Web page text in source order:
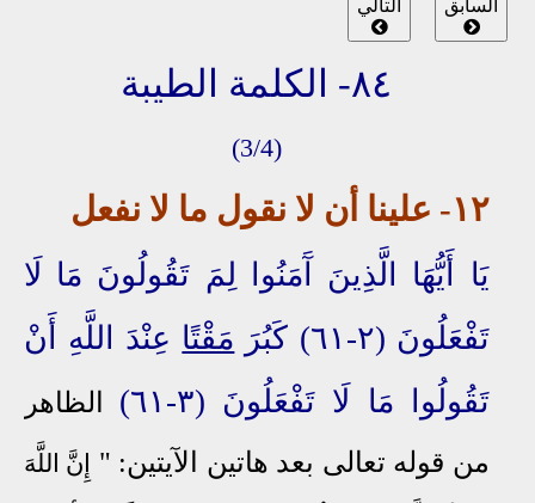
السابق التالي
٨٤- الكلمة الطيبة
(3/4)
١٢- علينا أن لا نقول ما لا نفعل
يَا أَيُّهَا الَّذِينَ آَمَنُوا لِمَ تَقُولُونَ مَا لَا
تَفْعَلُونَ (٢-٦١) كَبُرَ
مَقْتًا عِنْدَ اللَّهِ أَنْ
تَقُولُوا مَا لَا تَفْعَلُونَ (٣-٦١)
الظاهر
من قوله تعالى بعد هاتين الآيتين: "
إِنَّ اللَّهَ